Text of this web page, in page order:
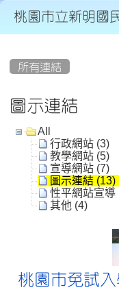
桃園市立新明國
所有連結
圖示連結
All
行政網站 (3)
教學網站 (5)
宣導網站 (7)
圖示連結 (13)
性平網站宣導
其他 (4)
桃園市免試